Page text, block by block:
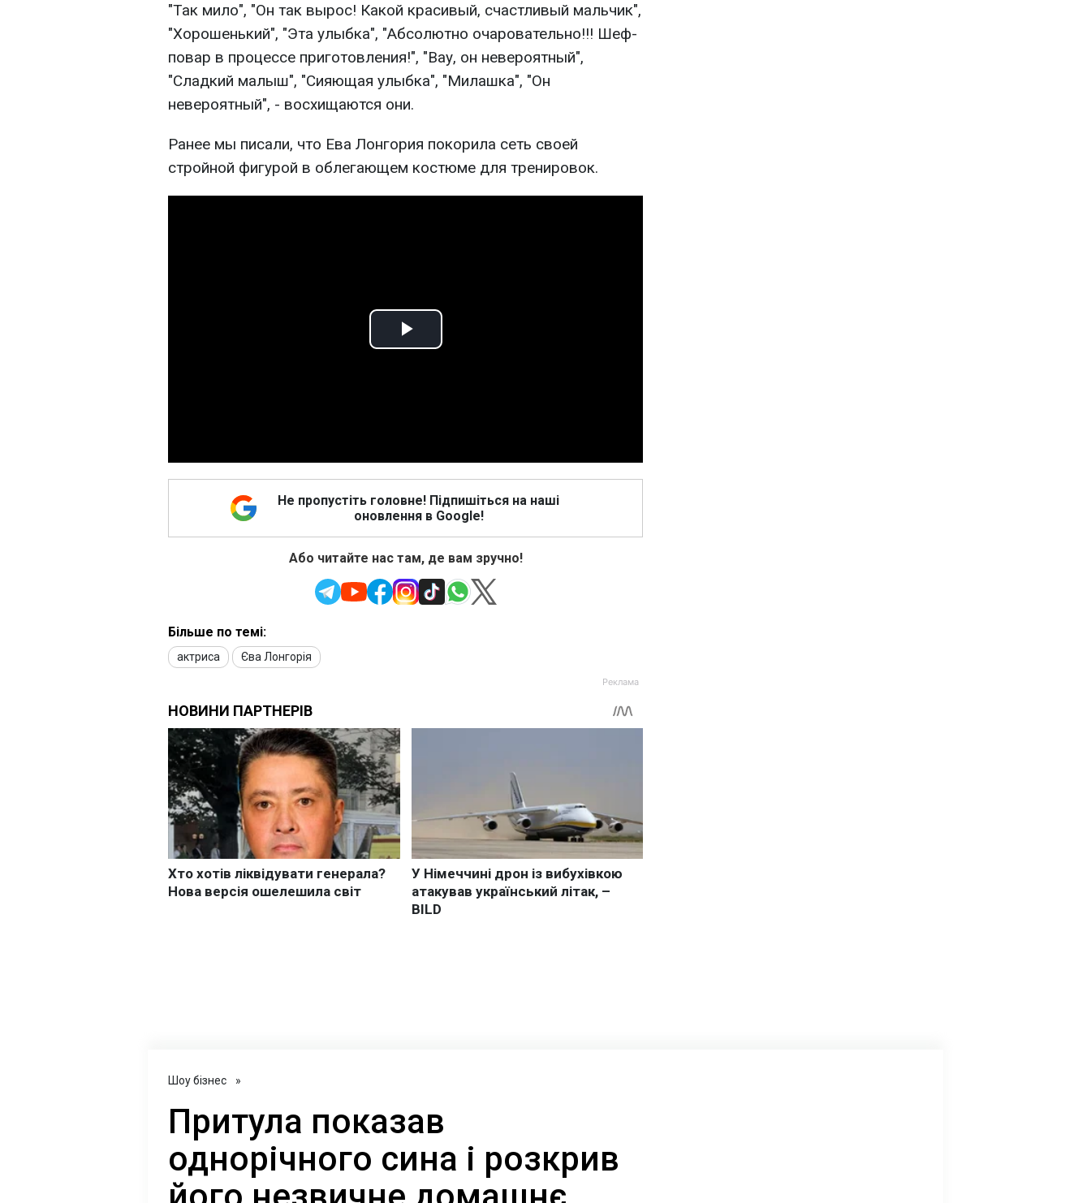
"Так мило", "Он так вырос! Какой красивый, счастливый мальчик",
"Хорошенький", "Эта улыбка", "Абсолютно очаровательно!!! Шеф-
повар в процессе приготовления!", "Вау, он невероятный",
"Сладкий малыш", "Сияющая улыбка", "Милашка", "Он
невероятный", - восхищаются они.
Ранее мы писали, что Ева Лонгория покорила сеть своей
стройной фигурой в облегающем костюме для тренировок.
Play
Не пропустіть головне! Підпишіться на наші
оновлення в Google!
Або читайте нас там, де вам зручно!
Більше по темі:
актриса Єва Лонгорія
Шоу бізнес »
Притула показав
однорічного сина і розкрив